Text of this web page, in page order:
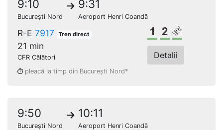
9:10
București Nord
9:31
Aeroport Henri Coandă
R-E 7917 Tren direct
21 min
CFR Călători
Clasa 1Clasa a 2-a
Loc
Detalii
pleacă la timp din București Nord*
9:50
București Nord
10:11
Aeroport Henri Coandă